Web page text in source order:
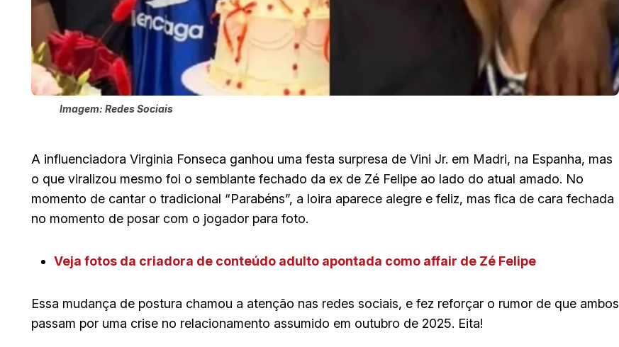
Imagem: Redes Sociais
A influenciadora Virginia Fonseca ganhou uma festa surpresa de Vini Jr. em Madri, na Espanha, mas
o que viralizou mesmo foi o semblante fechado da ex de Zé Felipe ao lado do atual amado. No
momento de cantar o tradicional “Parabéns”, a loira aparece alegre e feliz, mas fica de cara fechada
no momento de posar com o jogador para foto.
Veja fotos da criadora de conteúdo adulto apontada como affair de Zé Felipe
Essa mudança de postura chamou a atenção nas redes sociais, e fez reforçar o rumor de que ambos
passam por uma crise no relacionamento assumido em outubro de 2025. Eita!